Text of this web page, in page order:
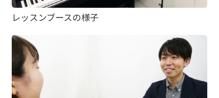
レッスンブースの様子